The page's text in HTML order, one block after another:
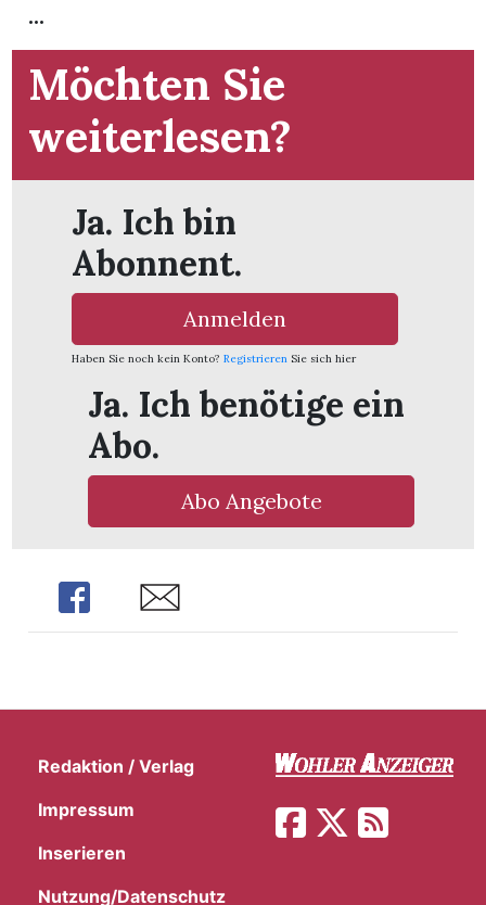
...
Möchten Sie
weiterlesen?
Ja. Ich bin
Abonnent.
Anmelden
Haben Sie noch kein Konto? Registrieren Sie sich hier
Ja. Ich benötige ein
Abo.
Abo Angebote
Share Share
Redaktion / Verlag
Impressum
Inserieren
Nutzung/Datenschutz